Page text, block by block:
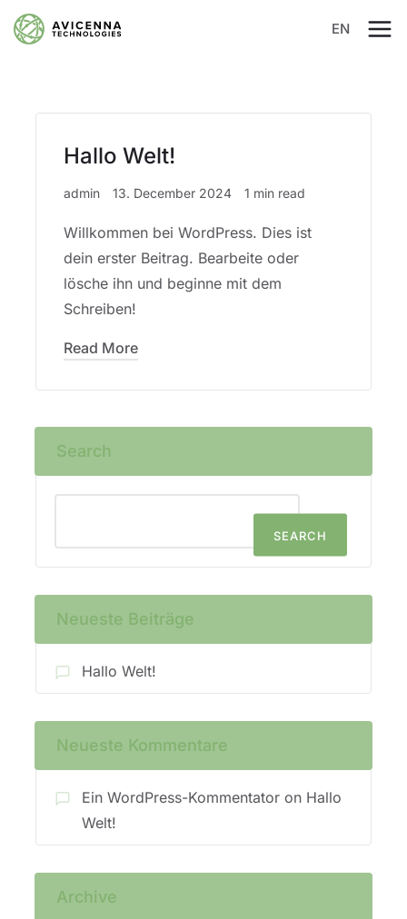
EN
Hallo Welt!
admin 13. December 2024 1 min read
Willkommen bei WordPress. Dies ist
dein erster Beitrag. Bearbeite oder
lösche ihn und beginne mit dem
Schreiben!
Read More
Search
SEARCH
Neueste Beiträge
Hallo Welt!
Neueste Kommentare
Ein WordPress-Kommentator on Hallo
Welt!
Archive